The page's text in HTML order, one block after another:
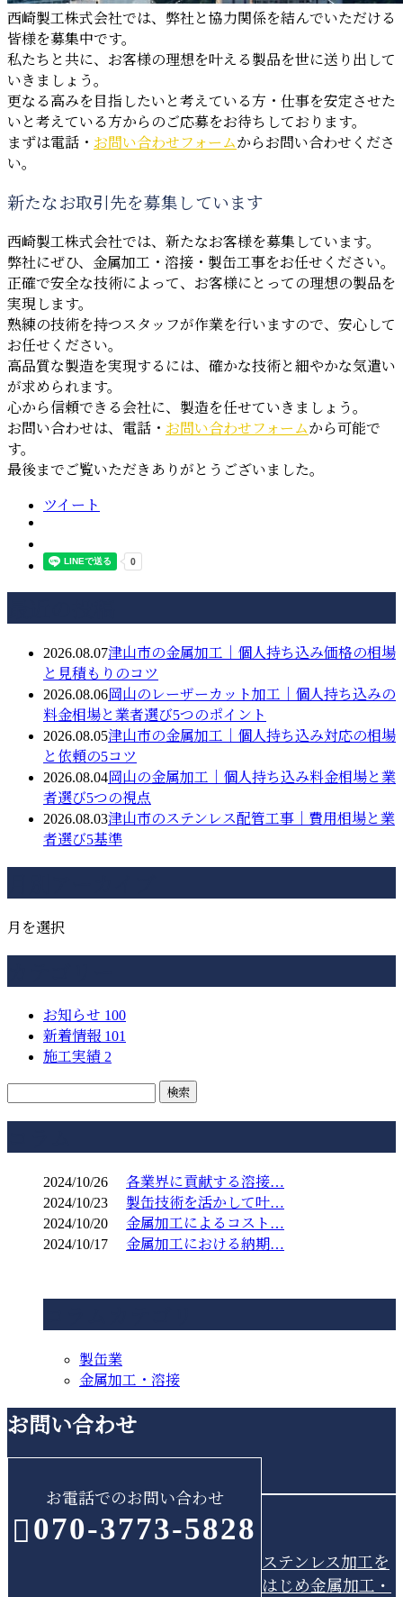
西崎製工株式会社では、弊社と協力関係を結んでいただける
皆様を募集中です。
私たちと共に、お客様の理想を叶える製品を世に送り出して
いきましょう。
更なる高みを目指したいと考えている方・仕事を安定させた
いと考えている方からのご応募をお待ちしております。
まずは電話・ お問い合わせフォームからお問い合わせくださ
い。
新たなお取引先を募集しています
西崎製工株式会社では、新たなお客様を募集しています。
弊社にぜひ、金属加工・溶接・製缶工事をお任せください。
正確で安全な技術によって、お客様にとっての理想の製品を
実現します。
熟練の技術を持つスタッフが作業を行いますので、安心して
お任せください。
高品質な製造を実現するには、確かな技術と細やかな気遣い
が求められます。
心から信頼できる会社に、製造を任せていきましょう。
お問い合わせは、電話・ お問い合わせフォームから可能で
す。
最後までご覧いただきありがとうございました。
ツイート
2026.08.07津山市の金属加工｜個人持ち込み価格の相場
と見積もりのコツ
2026.08.06岡山のレーザーカット加工｜個人持ち込みの
料金相場と業者選び5つのポイント
2026.08.05津山市の金属加工｜個人持ち込み対応の相場
と依頼の5コツ
2026.08.04岡山の金属加工｜個人持ち込み料金相場と業
者選び5つの視点
2026.08.03津山市のステンレス配管工事｜費用相場と業
者選び5基準
月を選択
お知らせ 100
新着情報 101
施工実績 2
2024/10/26
各業界に貢献する溶接…
2024/10/23
製缶技術を活かして叶…
2024/10/20
金属加工によるコスト…
2024/10/17
金属加工における納期…
製缶業
金属加工・溶接
お問い合わせ
お電話でのお問い合わせ
070-3773-5828
ステンレス加工を
はじめ金属加工・